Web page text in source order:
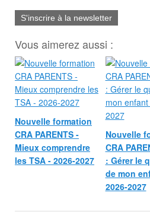
S'inscrire à la newsletter
Vous aimerez aussi :
Nouvelle formation
CRA PARENTS -
Mieux comprendre
les TSA - 2026-2027
Nouvelle
CRA
: Gérer le
de mon
2026-2027